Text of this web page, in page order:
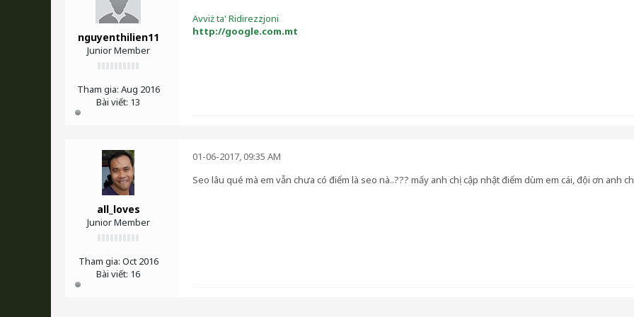
nguyenthilien11
Junior Member
Tham gia: Aug 2016
Bài viết: 13
Avviż ta' Ridirezzjoni
http://google.com.mt
all_loves
Junior Member
Tham gia: Oct 2016
Bài viết: 16
01-06-2017, 09:35 AM
Seo lâu qué mà em vẫn chưa có điểm là seo nà..??? mấy anh chị cập nhật điểm dùm em cái, đội ơn anh